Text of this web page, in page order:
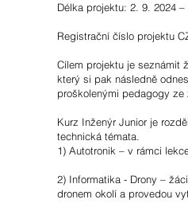
Délka projektu: 2. 9. 2024 –
Registrační číslo projektu
Cílem projektu je seznámit
který si pak následně
proškolenými pedagogy ze
Kurz Inženýr Junior je
technická témata.
1) Autotronik – v rámci
2) Informatika - Drony –
dronem okolí a provedou